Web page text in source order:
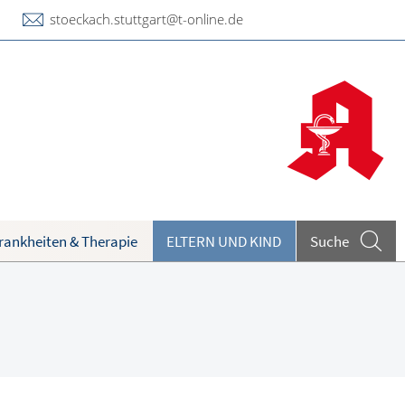
& Therapie ELTERN UND KIND Suche
stoeckach.stuttgart@t-online.de